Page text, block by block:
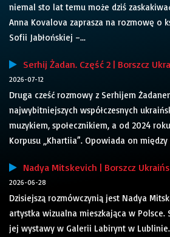
niemal sto lat temu może dziś
Anna Kovalova zaprasza na rozmowę o
Sofii Jabłońskiej –...
Serhij Żadan. Część 2 | Borszcz
2026-07-12
Druga cześć rozmowy z Serhijem
najwybitniejszych współczesnych
muzykiem, społecznikiem, a od 2024
Korpusu „Khartiia”. Opowiada on
Nadya Mitskevich | Borszcz
2026-06-28
Dzisiejszą rozmówczynią jest Nadya
artystka wizualna mieszkająca w Polsce.
jej wystawy w Galerii Labirynt w